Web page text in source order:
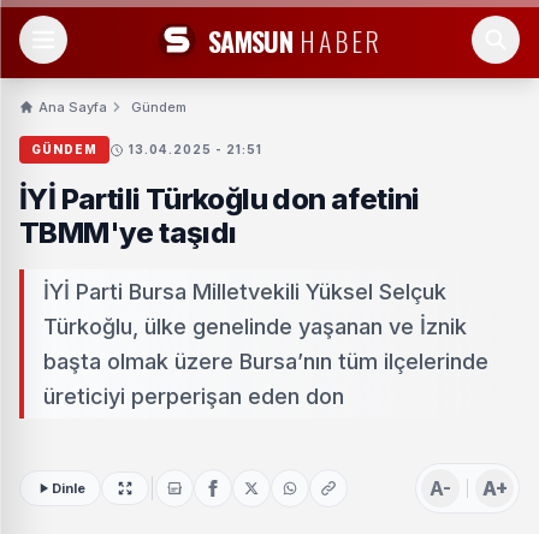
SAMSUN HABER
Ana Sayfa Gündem
GÜNDEM 13.04.2025 - 21:51
İYİ Partili Türkoğlu don afetini
TBMM'ye taşıdı
İYİ Parti Bursa Milletvekili Yüksel Selçuk
Türkoğlu, ülke genelinde yaşanan ve İznik
başta olmak üzere Bursa’nın tüm ilçelerinde
üreticiyi perperişan eden don
Dinle A- A+